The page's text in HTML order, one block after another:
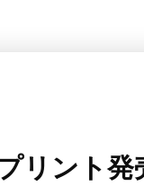
リント発